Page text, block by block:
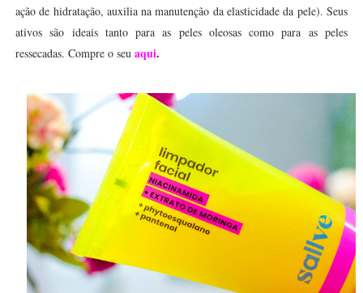
ação de hidratação, auxilia na manutenção da elasticidade da pele). Seus
ativos são ideais tanto para as peles oleosas como para as peles
ressecadas. Compre o seu aqui.